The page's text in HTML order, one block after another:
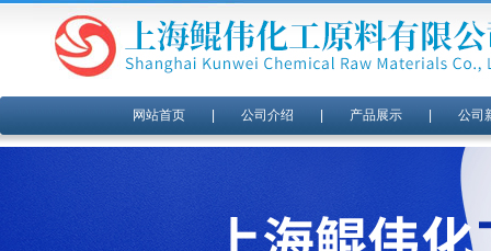
网站首页| 公司介绍 产品展示| 公司